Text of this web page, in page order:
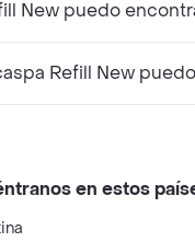
New puedo
Refill New
en estos